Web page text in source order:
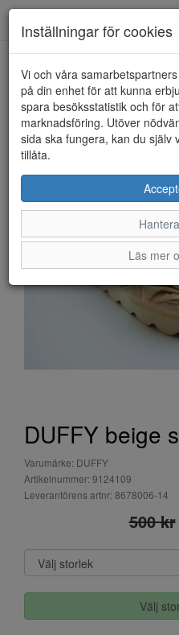
HEM DUFFY
DUFFY beige
Varumärke: DUFFY
Artikelnummer: 9124109
Leverantörens artnr: 8678006-14
500 kr
Välj
Inställningar för cookies
Vi och våra
på din enhet för att kunna
spara besöksstatistik och för
marknadsföring. Utöver
sida ska fungera, kan du själv
tillåta.
Läs mer